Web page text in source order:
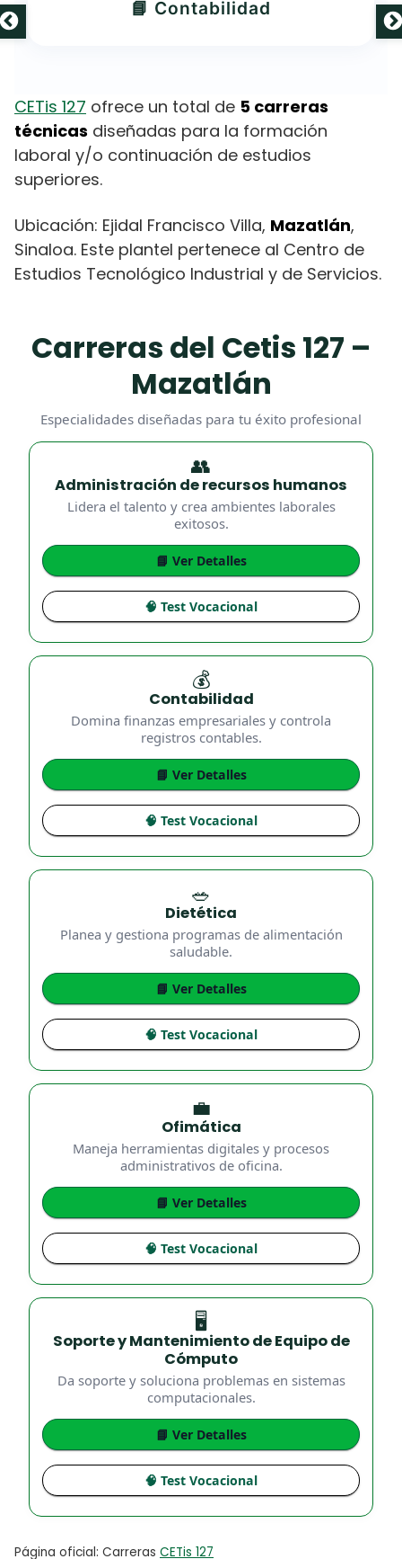
📘 Contabilidad
CETis 127 ofrece un total de 5 carreras
técnicas diseñadas para la formación
laboral y/o continuación de estudios
superiores.
Ubicación: Ejidal Francisco Villa, Mazatlán,
Sinaloa. Este plantel pertenece al Centro de
Estudios Tecnológico Industrial y de Servicios.
Carreras del Cetis 127 –
Mazatlán
Especialidades diseñadas para tu éxito profesional
👥
Administración de recursos humanos
Lidera el talento y crea ambientes laborales
exitosos.
📘 Ver Detalles
🧠 Test Vocacional
💰
Contabilidad
Domina finanzas empresariales y controla
registros contables.
📘 Ver Detalles
🧠 Test Vocacional
🥗
Dietética
Planea y gestiona programas de alimentación
saludable.
📘 Ver Detalles
🧠 Test Vocacional
💼
Ofimática
Maneja herramientas digitales y procesos
administrativos de oficina.
📘 Ver Detalles
🧠 Test Vocacional
🖥️
Soporte y Mantenimiento de Equipo de
Cómputo
Da soporte y soluciona problemas en sistemas
computacionales.
📘 Ver Detalles
🧠 Test Vocacional
Página oficial: Carreras CETis 127